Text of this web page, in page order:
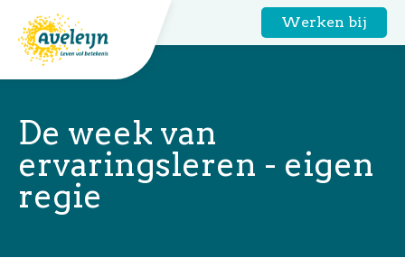
Werken bij
De week van
ervaringsleren - eigen
regie